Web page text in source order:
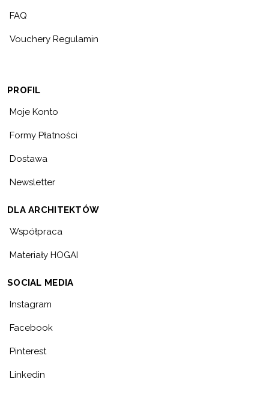
FAQ
Vouchery Regulamin
PROFIL
Moje Konto
Formy Płatności
Dostawa
Newsletter
DLA ARCHITEKTÓW
Współpraca
Materiały HOGAI
SOCIAL MEDIA
Instagram
Facebook
Pinterest
Linkedin